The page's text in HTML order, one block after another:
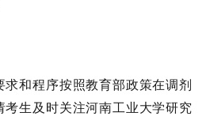
和程序按照教育部政策在调剂
考生及时关注河南工业大学研究